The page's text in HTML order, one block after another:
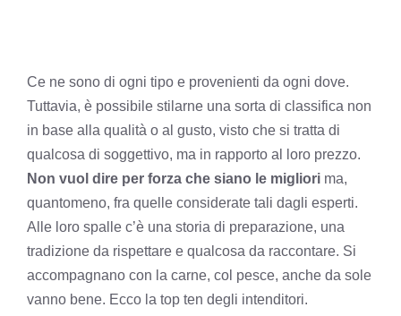
Ce ne sono di ogni tipo e provenienti da ogni dove.
Tuttavia, è possibile stilarne una sorta di classifica non
in base alla qualità o al gusto, visto che si tratta di
qualcosa di soggettivo, ma in rapporto al loro prezzo.
Non vuol dire per forza che siano le migliori ma,
quantomeno, fra quelle considerate tali dagli esperti.
Alle loro spalle c’è una storia di preparazione, una
tradizione da rispettare e qualcosa da raccontare. Si
accompagnano con la carne, col pesce, anche da sole
vanno bene. Ecco la top ten degli intenditori.